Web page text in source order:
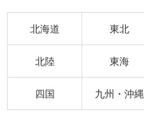
北海道 東北
北陸 東海
四国 九州・沖縄